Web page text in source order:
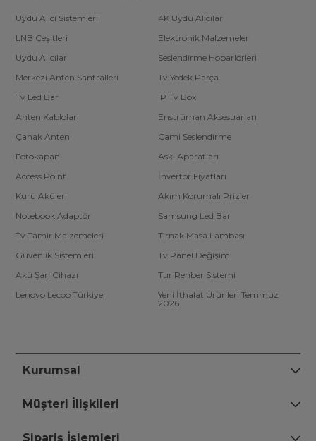
Uydu Alıcı Sistemleri
4K Uydu Alıcılar
LNB Çeşitleri
Elektronik Malzemeler
Uydu Alıcılar
Seslendirme Hoparlörleri
Merkezi Anten Santralleri
Tv Yedek Parça
Tv Led Bar
IP Tv Box
Anten Kabloları
Enstrüman Aksesuarları
Çanak Anten
Cami Seslendirme
Fotokapan
Askı Aparatları
Access Point
İnvertör Fiyatları
Kuru Aküler
Akım Korumalı Prizler
Notebook Adaptör
Samsung Led Bar
Tv Tamir Malzemeleri
Tırnak Masa Lambası
Güvenlik Sistemleri
Tv Panel Değişimi
Akü Şarj Cihazı
Tur Rehber Sistemi
Lenovo Lecoo Türkiye
Yeni İthalat Ürünleri Temmuz
2026
Kurumsal
Müşteri İlişkileri
Sipariş İşlemleri